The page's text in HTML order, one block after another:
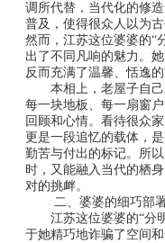
调所代替，当代化的修
普及，使得很众人以为
然而，江苏这位婆婆的“
出了不同凡响的魅力。
反而充满了温馨、恬逸的
本相上，老屋子自己
每一块地板、每一扇窗
回顾和心情。看待很众
更是一段追忆的载体，
勤苦与付出的标记。所
时，又能融入当代的栖
对的挑衅。
二、婆婆的细巧部署
江苏这位婆婆的“分明
于她精巧地诈骗了空间